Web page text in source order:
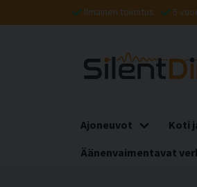
Ilmainen toimitus 5
Ajoneuvot Koti
Äänenvaimentavat